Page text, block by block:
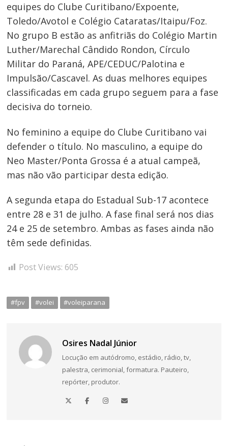
equipes do Clube Curitibano/Expoente,
Toledo/Avotol e Colégio Cataratas/Itaipu/Foz.
No grupo B estão as anfitriãs do Colégio Martin
Luther/Marechal Cândido Rondon, Círculo
Militar do Paraná, APE/CEDUC/Palotina e
Impulsão/Cascavel. As duas melhores equipes
classificadas em cada grupo seguem para a fase
decisiva do torneio.
No feminino a equipe do Clube Curitibano vai
defender o título. No masculino, a equipe do
Neo Master/Ponta Grossa é a atual campeã,
mas não vão participar desta edição.
A segunda etapa do Estadual Sub-17 acontece
entre 28 e 31 de julho. A fase final será nos dias
24 e 25 de setembro. Ambas as fases ainda não
têm sede definidas.
Post Views: 605
#fpv #volei #voleiparana
Osires Nadal Júnior
Locução em autódromo, estádio, rádio, tv,
palestra, cerimonial, formatura. Pauteiro,
repórter, produtor.
Navegação
de
Post